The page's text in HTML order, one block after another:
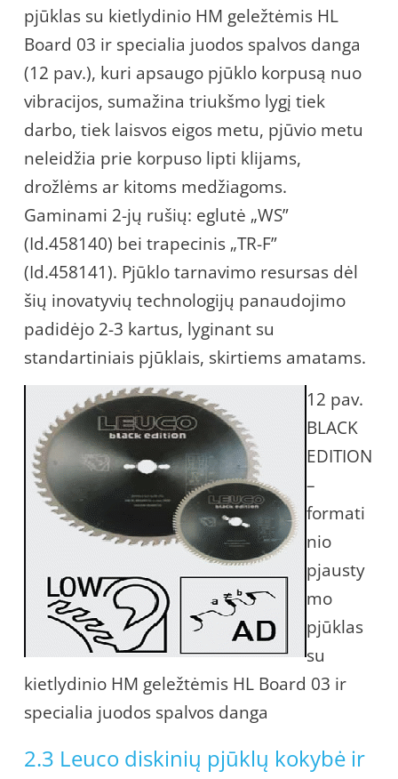
pjūklas su kietlydinio HM geležtėmis HL
Board 03 ir specialia juodos spalvos danga
(12 pav.), kuri apsaugo pjūklo korpusą nuo
vibracijos, sumažina triukšmo lygį tiek
darbo, tiek laisvos eigos metu, pjūvio metu
neleidžia prie korpuso lipti klijams,
drožlėms ar kitoms medžiagoms.
Gaminami 2-jų rušių: eglutė „WS”
(Id.458140) bei trapecinis „TR-F”
(Id.458141). Pjūklo tarnavimo resursas dėl
šių inovatyvių technologijų panaudojimo
padidėjo 2-3 kartus, lyginant su
standartiniais pjūklais, skirtiems amatams.
12 pav.
BLACK
EDITION
–
formati
nio
pjausty
mo
pjūklas
su
kietlydinio HM geležtėmis HL Board 03 ir
specialia juodos spalvos danga
2.3 Leuco diskinių pjūklų kokybė ir